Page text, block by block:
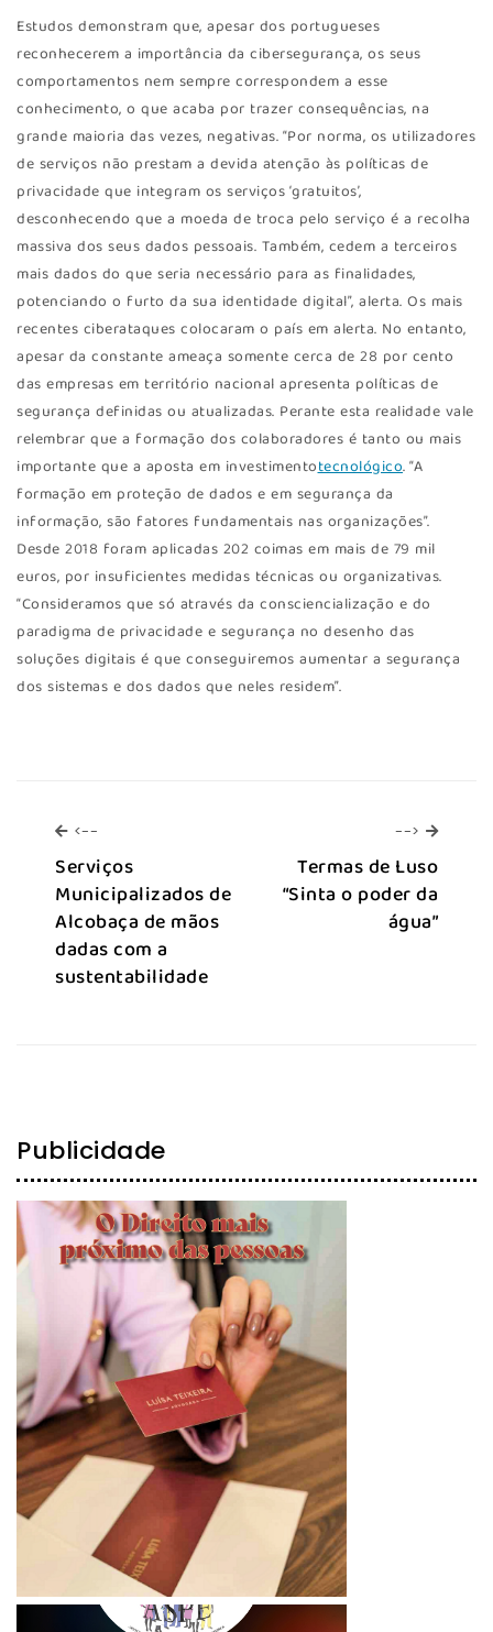
Estudos demonstram que, apesar dos portugueses
reconhecerem a importância da cibersegurança, os seus
comportamentos nem sempre correspondem a esse
conhecimento, o que acaba por trazer consequências, na
grande maioria das vezes, negativas. “Por norma, os utilizadores
de serviços não prestam a devida atenção às políticas de
privacidade que integram os serviços ‘gratuitos’,
desconhecendo que a moeda de troca pelo serviço é a recolha
massiva dos seus dados pessoais. Também, cedem a terceiros
mais dados do que seria necessário para as finalidades,
potenciando o furto da sua identidade digital”, alerta. Os mais
recentes ciberataques colocaram o país em alerta. No entanto,
apesar da constante ameaça somente cerca de 28 por cento
das empresas em território nacional apresenta políticas de
segurança definidas ou atualizadas. Perante esta realidade vale
relembrar que a formação dos colaboradores é tanto ou mais
importante que a aposta em investimentotecnológico. “A
formação em proteção de dados e em segurança da
informação, são fatores fundamentais nas organizações”.
Desde 2018 foram aplicadas 202 coimas em mais de 79 mil
euros, por insuficientes medidas técnicas ou organizativas.
“Consideramos que só através da consciencialização e do
paradigma de privacidade e segurança no desenho das
soluções digitais é que conseguiremos aumentar a segurança
dos sistemas e dos dados que neles residem”.
<--
Serviços
Municipalizados de
Alcobaça de mãos
dadas com a
sustentabilidade
--> -->
Termas de Luso
“Sinta o poder da
água”
Publicidade